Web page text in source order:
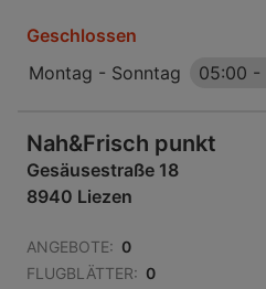
Geschlossen
Montag - Sonntag
05:00 -
Nah&Frisch punkt
Gesäusestraße 18
8940 Liezen
ANGEBOTE: 0
FLUGBLÄTTER: 0